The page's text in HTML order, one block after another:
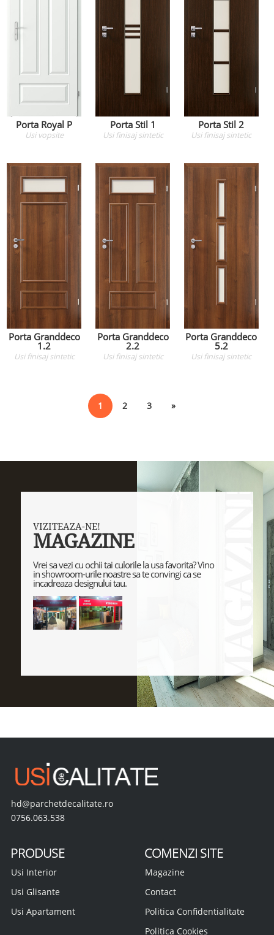
Porta Royal P
Usi vopsite
Porta Stil 1
Usifinisaj sintetic
Porta Stil 2
Usifinisaj sintetic
Porta Granddeco
1.2
Usifinisaj sintetic
Porta Granddeco
2.2
Usifinisaj sintetic
Porta Granddeco
5.2
Usifinisaj sintetic
1 2 3 »
VIZITEAZA-NE!
MAGAZINE
Vrei sa vezi cu ochii tai culorile la usa favorita? Vino
in showroom-urile noastre sa te convingi ca se
incadreaza designului tau.
hd@parchetdecalitate.ro
0756.063.538
PRODUSE
Usi Interior
Usi Glisante
Usi Apartament
COMENZI SITE
Magazine
Contact
Politica Confidentialitate
Politica Cookies